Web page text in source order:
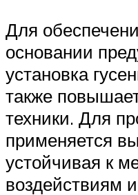
Для
основании
установка
также
техники. Для
применяется
устойчивая к
воздействиям